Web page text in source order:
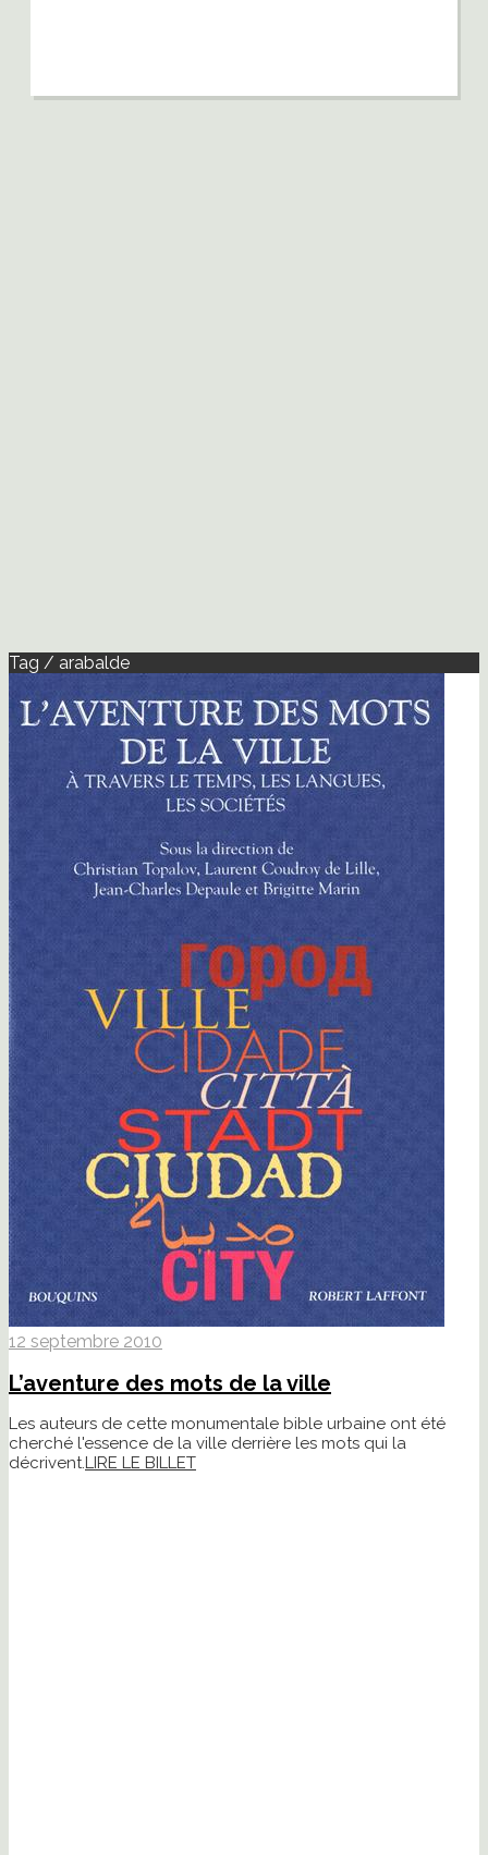
Tag / arabalde
12 septembre 2010
L’aventure des mots de la ville
Les auteurs de cette monumentale bible urbaine ont été
cherché l'essence de la ville derrière les mots qui la
décrivent.LIRE LE BILLET